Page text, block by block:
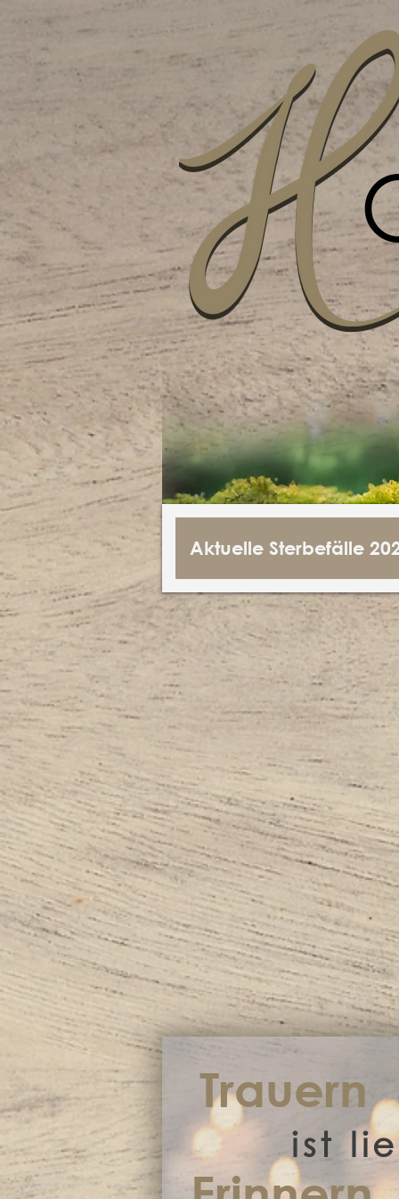
Aktuelle Sterbefälle
Trauern
ist